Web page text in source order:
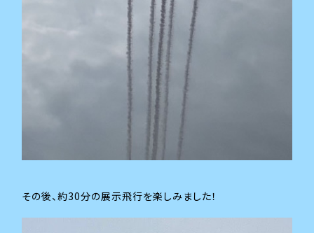
その後、約30分の展示飛行を楽しみました！